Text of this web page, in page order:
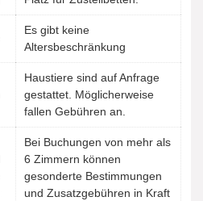
Es gibt keine
Altersbeschränkung
Haustiere sind auf Anfrage
gestattet. Möglicherweise
fallen Gebühren an.
Bei Buchungen von mehr als
6 Zimmern können
gesonderte Bestimmungen
und Zusatzgebühren in Kraft